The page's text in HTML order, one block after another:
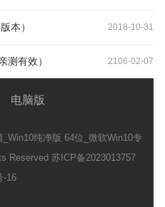
本） 2018-10-31
测有效） 2106-02-07
电脑版
纯净版 64位_微软Win10专
Reserved 苏ICP备2023013757
-16